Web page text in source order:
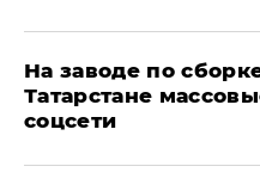
На заводе по
Татарстане
соцсети